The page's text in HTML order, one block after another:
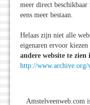
meer direct
eens meer bestaan.
Helaas zijn niet alle
eigenaren ervoor
andere website te zien
http://www.archive.org/
Amstelveenweb.com